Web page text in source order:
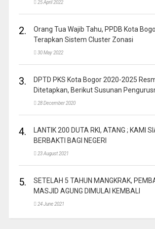
25 April 2022
2.
Orang Tua Wajib Tahu, PPDB Kota
Terapkan Sistem Cluster Zonasi
30 May 2022
3.
DPTD PKS Kota Bogor 2020-2025
Ditetapkan, Berikut Susunan
28 December 2020
4.
LANTIK 200 DUTA RKI, ATANG ; KAMI
BERBAKTI BAGI NEGERI
23 August 2021
5.
SETELAH 5 TAHUN MANGKRAK,
MASJID AGUNG DIMULAI KEMBALI
24 June 2021